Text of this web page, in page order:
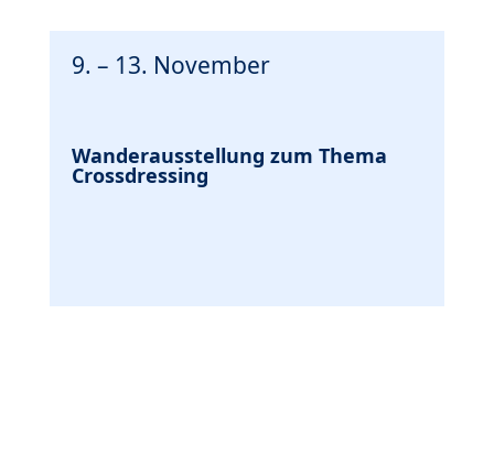
9. – 13. November
Wanderausstellung zum Thema
Crossdressing